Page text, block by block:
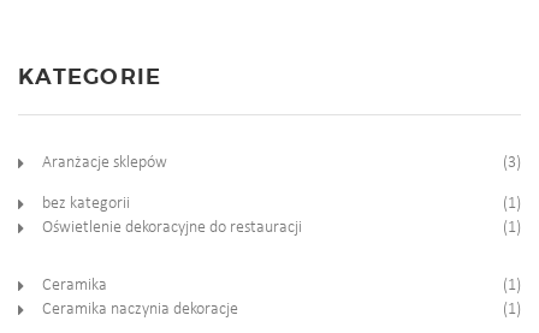
KATEGORIE
Aranżacje sklepów (3)
bez kategorii
(1)
Oświetlenie dekoracyjne do restauracji
(1)
Ceramika
(1)
Ceramika naczynia dekoracje
(1)